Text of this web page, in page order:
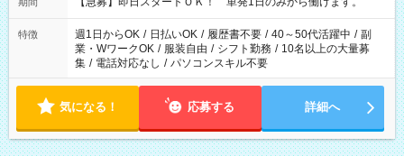
特徴 週1日からOK / 日払いOK / 履歴書不要 / 40～50代活躍中 / 副
業・WワークOK / 服装自由 / シフト勤務 / 10名以上の大量募
集 / 電話対応なし / パソコンスキル不要
気になる！ 応募する 詳細へ